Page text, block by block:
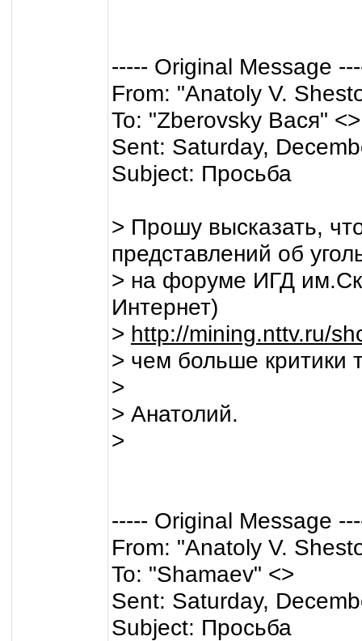
----- Original Message
From: "Anatoly V.
To: "Zberovsky Вася" <>
Sent: Saturday,
Subject: Просьба
> Прошу высказать,
представлений об
> на форуме ИГД
Интернет)
> http://mining.nttv.ru/
> чем больше критики
>
> Анатолий.
>
----- Original Message
From: "Anatoly V.
To: "Shamaev" <>
Sent: Saturday,
Subject: Просьба